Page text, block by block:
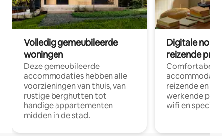
Volledig gemeubileerde
woningen
Deze gemeubileerde
accommodaties hebben alle
voorzieningen van thuis, van
rustige berghutten tot
handige appartementen
midden in de stad.
Digitale
reizende
Comfortabele
reizende en
werkende
wifi en